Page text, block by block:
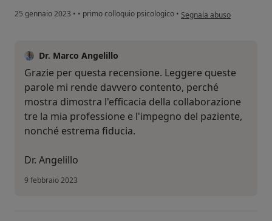
25 gennaio 2023 • • primo colloquio psicologico • secondo l'opinione
Segnala abuso
Dr. Marco Angelillo
Grazie per questa recensione. Leggere queste
parole mi rende davvero contento, perché
mostra dimostra l'efficacia della collaborazione
tre la mia professione e l'impegno del paziente,
nonché estrema fiducia.
Dr. Angelillo
9 febbraio 2023